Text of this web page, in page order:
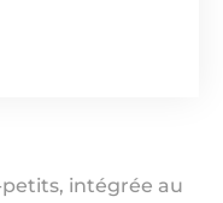
intégrée au